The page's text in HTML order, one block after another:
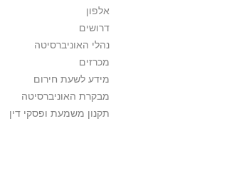
אלפון
דרושים
נהלי האוניברסיטה
מכרזים
מידע לשעת חירום
מבקרת האוניברסיטה
תקנון משמעת ופסקי דין